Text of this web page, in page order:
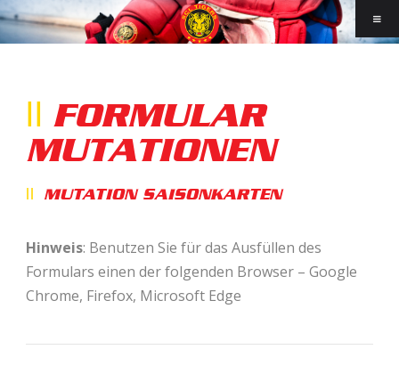
FORMULAR
MUTATIONEN
MUTATION SAISONKARTEN
Hinweis: Benutzen Sie für das Ausfüllen des
Formulars einen der folgenden Browser – Google
Chrome, Firefox, Microsoft Edge